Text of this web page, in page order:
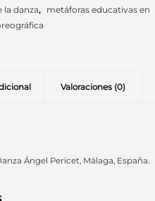
la danza, metáforas educativas en
Valoraciones (0)
Ángel Pericet, Málaga, España.